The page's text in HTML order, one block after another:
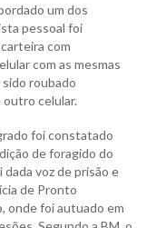
um dos
pessoal foi
com
com as mesmas
roubado
celular.
foi constatado
de foragido do
voz de prisão e
de Pronto
onde foi autuado em